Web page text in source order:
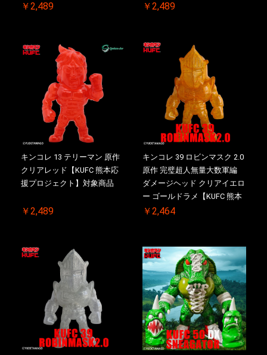
￥2,489 ￥2,489
キンコレ 13 テリーマン 原作
クリアレッド【KUFC 熊本応
援プロジェクト】対象商品
￥2,489
キンコレ 39 ロビンマスク 2.0
原作 完璧超人無量大数軍編
ダメージヘッド クリアイエロ
ー ゴールドラメ【KUFC 熊本
応援プロジェクト】対象商品
￥2,464